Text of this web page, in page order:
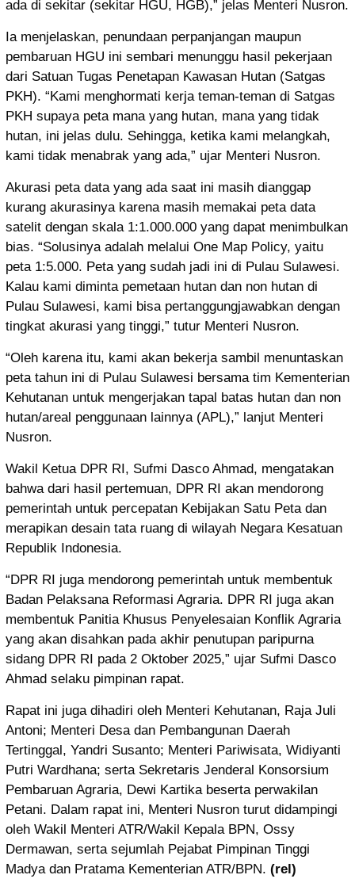
ada di sekitar (sekitar HGU, HGB),” jelas Menteri Nusron.
Ia menjelaskan, penundaan perpanjangan maupun
pembaruan HGU ini sembari menunggu hasil pekerjaan
dari Satuan Tugas Penetapan Kawasan Hutan (Satgas
PKH). “Kami menghormati kerja teman-teman di Satgas
PKH supaya peta mana yang hutan, mana yang tidak
hutan, ini jelas dulu. Sehingga, ketika kami melangkah,
kami tidak menabrak yang ada,” ujar Menteri Nusron.
Akurasi peta data yang ada saat ini masih dianggap
kurang akurasinya karena masih memakai peta data
satelit dengan skala 1:1.000.000 yang dapat menimbulkan
bias. “Solusinya adalah melalui One Map Policy, yaitu
peta 1:5.000. Peta yang sudah jadi ini di Pulau Sulawesi.
Kalau kami diminta pemetaan hutan dan non hutan di
Pulau Sulawesi, kami bisa pertanggungjawabkan dengan
tingkat akurasi yang tinggi,” tutur Menteri Nusron.
“Oleh karena itu, kami akan bekerja sambil menuntaskan
peta tahun ini di Pulau Sulawesi bersama tim Kementerian
Kehutanan untuk mengerjakan tapal batas hutan dan non
hutan/areal penggunaan lainnya (APL),” lanjut Menteri
Nusron.
Wakil Ketua DPR RI, Sufmi Dasco Ahmad, mengatakan
bahwa dari hasil pertemuan, DPR RI akan mendorong
pemerintah untuk percepatan Kebijakan Satu Peta dan
merapikan desain tata ruang di wilayah Negara Kesatuan
Republik Indonesia.
“DPR RI juga mendorong pemerintah untuk membentuk
Badan Pelaksana Reformasi Agraria. DPR RI juga akan
membentuk Panitia Khusus Penyelesaian Konflik Agraria
yang akan disahkan pada akhir penutupan paripurna
sidang DPR RI pada 2 Oktober 2025,” ujar Sufmi Dasco
Ahmad selaku pimpinan rapat.
Rapat ini juga dihadiri oleh Menteri Kehutanan, Raja Juli
Antoni; Menteri Desa dan Pembangunan Daerah
Tertinggal, Yandri Susanto; Menteri Pariwisata, Widiyanti
Putri Wardhana; serta Sekretaris Jenderal Konsorsium
Pembaruan Agraria, Dewi Kartika beserta perwakilan
Petani. Dalam rapat ini, Menteri Nusron turut didampingi
oleh Wakil Menteri ATR/Wakil Kepala BPN, Ossy
Dermawan, serta sejumlah Pejabat Pimpinan Tinggi
Madya dan Pratama Kementerian ATR/BPN. (rel)